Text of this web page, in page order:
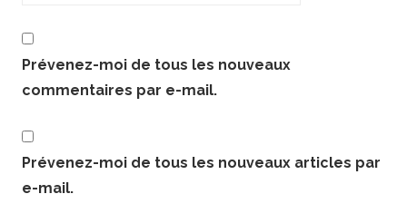
Prévenez-moi de tous les nouveaux
commentaires par e-mail.
Prévenez-moi de tous les nouveaux articles par
e-mail.